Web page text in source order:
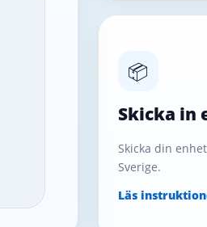
📦
Skicka in
Skicka din
Sverige.
Läs